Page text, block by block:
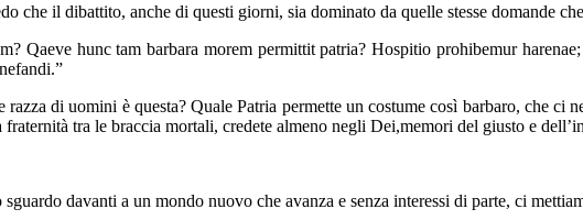
che il dibattito, anche di questi giorni, sia dominato da quelle stesse domande
Qaeve hunc tam barbara morem permittit patria? Hospitio prohibemur
di uomini è questa? Quale Patria permette un costume così barbaro, che ci
tra le braccia mortali, credete almeno negli Dei,memori del giusto e
davanti a un mondo nuovo che avanza e senza interessi di parte, ci